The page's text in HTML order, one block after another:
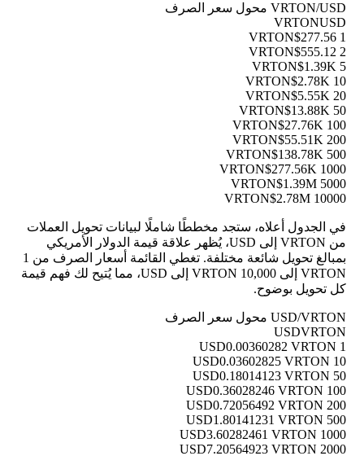
VRTON/USD محول سعر الصرف
VRTONUSD
1 VRTON
$277.56
2 VRTON
$555.12
5 VRTON
$1.39K
10 VRTON
$2.78K
20 VRTON
$5.55K
50 VRTON
$13.88K
100 VRTON
$27.76K
200 VRTON
$55.51K
500 VRTON
$138.78K
1000 VRTON
$277.56K
5000 VRTON
$1.39M
10000 VRTON
$2.78M
في الجدول أعلاه، ستجد مخططًا شاملًا لبيانات تحويل العملات
من VRTON إلى USD، يُظهر علاقة قيمة الدولار الأمريكي
بمبالغ تحويل شائعة مختلفة. تغطي القائمة أسعار الصرف من 1
VRTON إلى 10,000 VRTON إلى USD، مما يُتيح لك فهم قيمة
كل تحويل بوضوح.
USD/VRTON محول سعر الصرف
USDVRTON
1 USD
0.00360282 VRTON
10 USD
0.03602825 VRTON
50 USD
0.18014123 VRTON
100 USD
0.36028246 VRTON
200 USD
0.72056492 VRTON
500 USD
1.80141231 VRTON
1000 USD
3.60282461 VRTON
2000 USD
7.20564923 VRTON